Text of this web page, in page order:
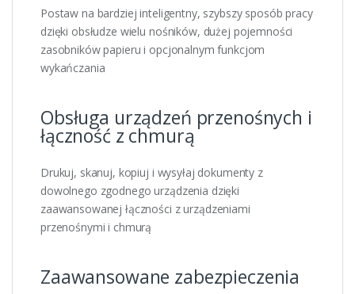
Postaw na bardziej inteligentny, szybszy sposób pracy
dzięki obsłudze wielu nośników, dużej pojemności
zasobników papieru i opcjonalnym funkcjom
wykańczania
Obsługa urządzeń przenośnych i
łączność z chmurą
Drukuj, skanuj, kopiuj i wysyłaj dokumenty z
dowolnego zgodnego urządzenia dzięki
zaawansowanej łączności z urządzeniami
przenośnymi i chmurą
Zaawansowane zabezpieczenia